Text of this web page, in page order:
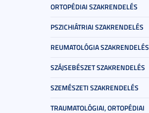
ORTOPÉDIAI SZAKRENDELÉS
PSZICHIÁTRIAI SZAKRENDELÉS
REUMATOLÓGIA SZAKRENDELÉS
SZÁJSEBÉSZET SZAKRENDELÉS
SZEMÉSZETI SZAKRENDELÉS
TRAUMATOLÓGIAI, ORTOPÉDIAI